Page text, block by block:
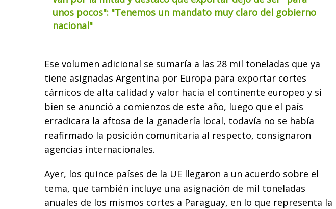
unos pocos": "Tenemos un mandato muy claro del gobierno
nacional"
Ese volumen adicional se sumaría a las 28 mil toneladas que ya
tiene asignadas Argentina por Europa para exportar cortes
cárnicos de alta calidad y valor hacia el continente europeo y si
bien se anunció a comienzos de este año, luego que el país
erradicara la aftosa de la ganadería local, todavía no se había
reafirmado la posición comunitaria al respecto, consignaron
agencias internacionales.
Ayer, los quince países de la UE llegaron a un acuerdo sobre el
tema, que también incluye una asignación de mil toneladas
anuales de los mismos cortes a Paraguay, en lo que representa la